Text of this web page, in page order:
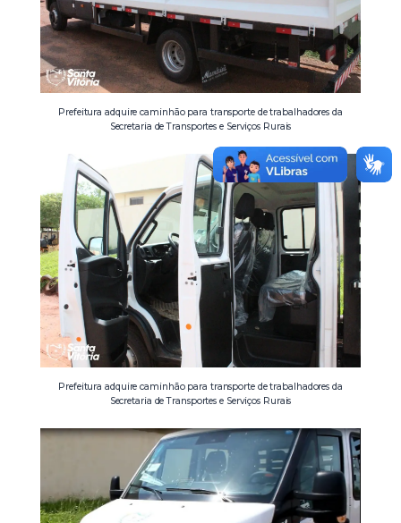
Prefeitura adquire caminhão para transporte de trabalhadores da
Secretaria de Transportes e Serviços Rurais
Prefeitura adquire caminhão para transporte de trabalhadores da
Secretaria de Transportes e Serviços Rurais